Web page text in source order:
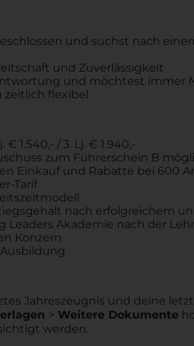
und suchst nach
und Zuverlässigkeit
und möchtest immer
zeitlich flexibel
€ 1.540,- / 3. Lj. € 1.940,-
zum Führerschein B
Einkauf und Rabatte bei 600
Tarif
nach erfolgreichem
Akademie nach der
Konzern
Jahreszeugnis und deine
> Weitere Dokumente
werden.